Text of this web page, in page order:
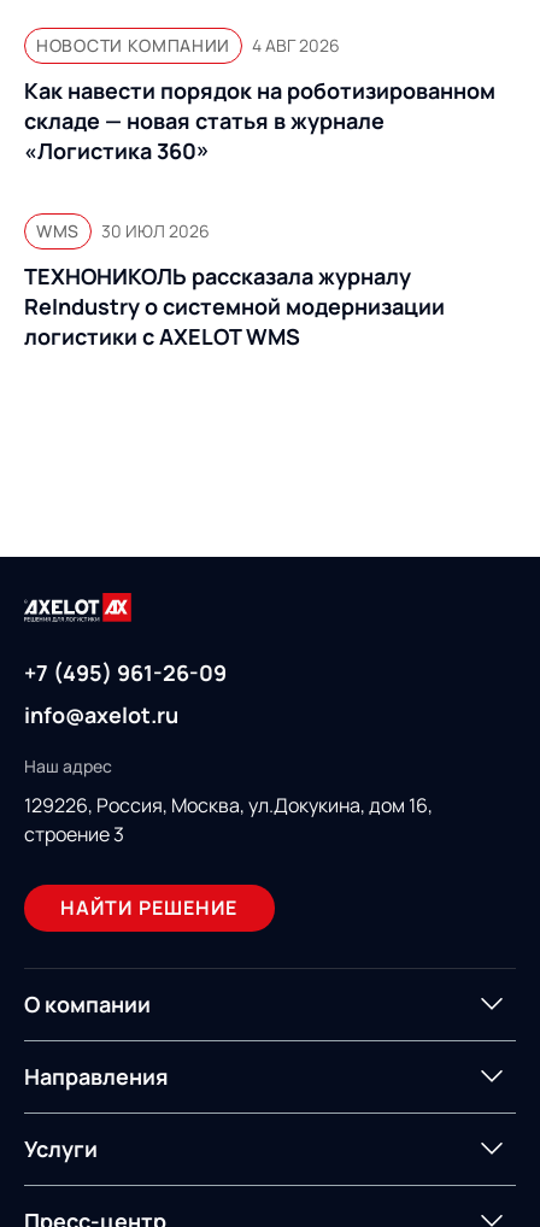
НОВОСТИ КОМПАНИИ 4 АВГ 2026
Как навести порядок на роботизированном
складе — новая статья в журнале
«Логистика 360»
WMS 30 ИЮЛ 2026
ТЕХНОНИКОЛЬ рассказала журналу
ReIndustry о системной модернизации
логистики с AXELOT WMS
+7 (495) 961-26-09
info@axelot.ru
Наш адрес
129226, Россия, Москва, ул.Докукина, дом 16,
строение 3
НАЙТИ РЕШЕНИЕ
О компании
О компании
ИТ-аккредитация
Импортозамещение
Направления
Управление цепями
поставок
Услуги
Логистический
Пресс-центр